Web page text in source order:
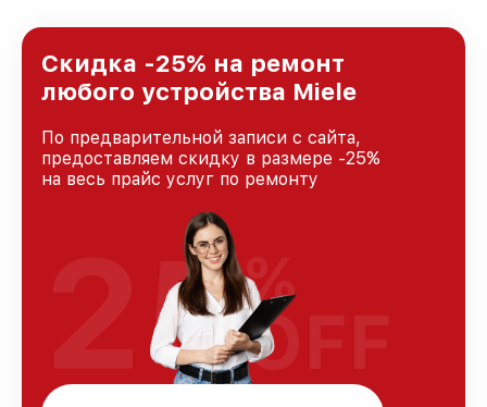
и лояльности наших клиентов.
Скидка -25% на ремонт
любого устройства Miele
По предварительной записи с сайта,
предоставляем скидку в размере -25%
на весь прайс услуг по ремонту
25%
OFF